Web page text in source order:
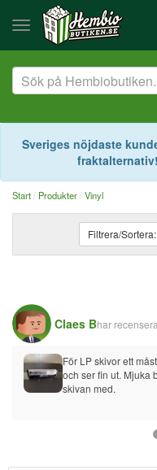
Sveriges nöjdaste
Start Produkter Vinyl
Filtrera/Sortera:
Claes Bhar
För LP skivor ett
och ser fin ut. Mjuka
skivan med.